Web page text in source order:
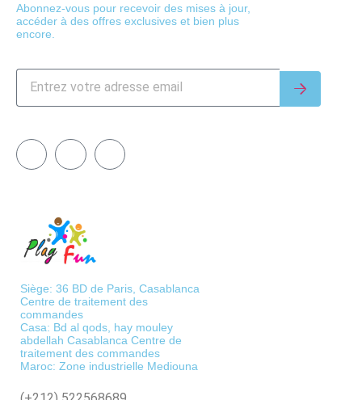
Abonnez-vous pour recevoir des mises à jour,
accéder à des offres exclusives et bien plus
encore.
Siège: 36 BD de Paris, Casablanca
Centre de traitement des
commandes
Casa: Bd al qods, hay mouley
abdellah Casablanca Centre de
traitement des commandes
Maroc: Zone industrielle Mediouna